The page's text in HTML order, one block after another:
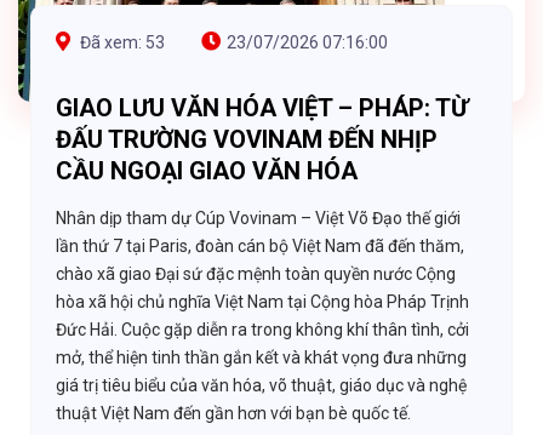
Đã xem: 53 23/07/2026 07:16:00
GIAO LƯU VĂN HÓA VIỆT – PHÁP: TỪ
ĐẤU TRƯỜNG VOVINAM ĐẾN NHỊP
CẦU NGOẠI GIAO VĂN HÓA
Nhân dịp tham dự Cúp Vovinam – Việt Võ Đạo thế giới
lần thứ 7 tại Paris, đoàn cán bộ Việt Nam đã đến thăm,
chào xã giao Đại sứ đặc mệnh toàn quyền nước Cộng
hòa xã hội chủ nghĩa Việt Nam tại Cộng hòa Pháp Trịnh
Đức Hải. Cuộc gặp diễn ra trong không khí thân tình, cởi
mở, thể hiện tinh thần gắn kết và khát vọng đưa những
giá trị tiêu biểu của văn hóa, võ thuật, giáo dục và nghệ
thuật Việt Nam đến gần hơn với bạn bè quốc tế.